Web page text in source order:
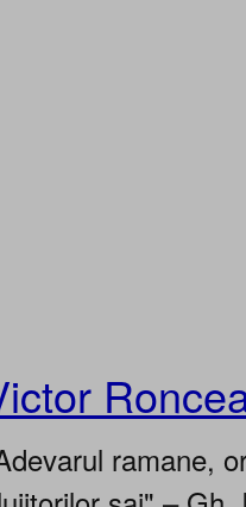
ramane,